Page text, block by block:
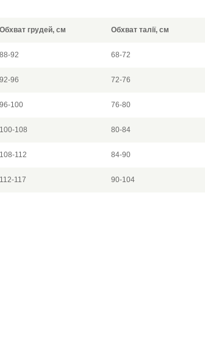
Обхват грудей, см Обхват талії, см
88-92 68-72
92-96 72-76
96-100 76-80
100-108 80-84
108-112 84-90
112-117 90-104